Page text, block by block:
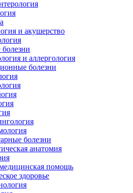
и акушерство
болезни
и аллергология
болезни
болезни
анатомия
помощь
здоровье